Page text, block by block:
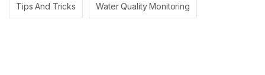
Tips And Tricks Water Quality Monitoring